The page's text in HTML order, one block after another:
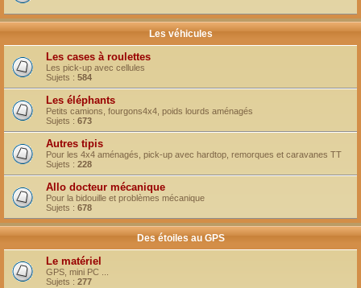
Les véhicules
Les cases à roulettes
Les pick-up avec cellules
Sujets : 584
Les éléphants
Petits camions, fourgons4x4, poids lourds aménagés
Sujets : 673
Autres tipis
Pour les 4x4 aménagés, pick-up avec hardtop, remorques et caravanes TT
Sujets : 228
Allo docteur mécanique
Pour la bidouille et problèmes mécanique
Sujets : 678
Des étoiles au GPS
Le matériel
GPS, mini PC ...
Sujets : 277